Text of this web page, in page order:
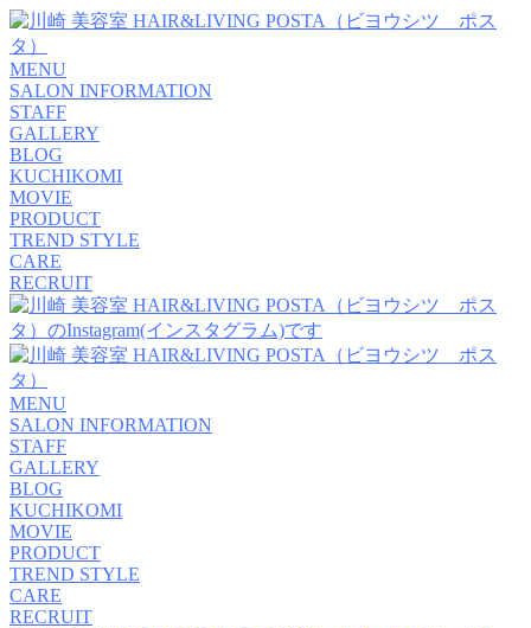
MENU
SALON INFORMATION
STAFF
GALLERY
BLOG
KUCHIKOMI
MOVIE
PRODUCT
TREND STYLE
CARE
RECRUIT
MENU
SALON INFORMATION
STAFF
GALLERY
BLOG
KUCHIKOMI
MOVIE
PRODUCT
TREND STYLE
CARE
RECRUIT